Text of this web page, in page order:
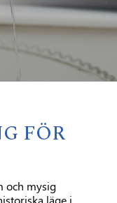
FÖR
och mysig
läge i